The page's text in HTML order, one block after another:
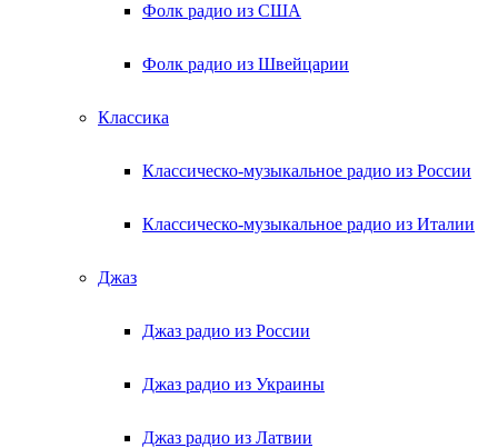
Фолк радио из США
Фолк радио из Швейцарии
Классика
Классическо-музыкальное радио из России
Классическо-музыкальное радио из Италии
Джаз
Джаз радио из России
Джаз радио из Украины
Джаз радио из Латвии